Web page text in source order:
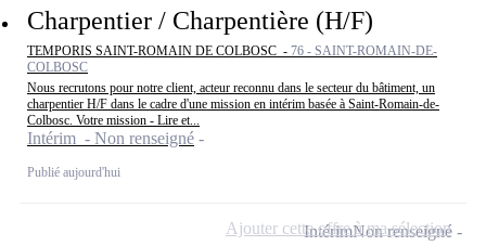
Charpentier / Charpentière (H/F)
TEMPORIS SAINT-ROMAIN DE COLBOSC - 76 - SAINT-ROMAIN-DE-
COLBOSC
Nous recrutons pour notre client, acteur reconnu dans le secteur du bâtiment, un
charpentier H/F dans le cadre d'une mission en intérim basée à Saint-Romain-de-
Colbosc. Votre mission - Lire et...
Intérim - Non renseigné
Publié aujourd'hui
IntérimNon renseigné
Ajouter cette offre à ma sélection